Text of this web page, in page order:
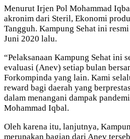
Menurut Irjen Pol Mohammad
akronim dari Steril, Ekonomi
Tangguh. Kampung Sehat ini
Juni 2020 lalu.
“Pelaksanaan Kampung Sehat ini
evaluasi (Anev) setiap bulan
Forkompinda yang lain. Kami
reward bagi daerah yang
dalam menangani dampak
Mohammad Iqbal.
Oleh karena itu, lanjutnya,
merupakan bagian dari Anev